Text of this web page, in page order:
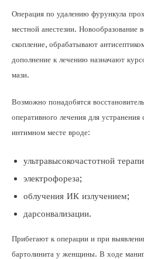
Операция по удалению фурункула
местной анестезии. Новообразование
скопление, обрабатывают
дополнение к лечению назначают
мази.
Возможно понадобятся
оперативного лечения для
интимном месте вроде:
ультравысокочастотной
электрофореза;
облучения ИК излучением;
дарсонвализации.
Прибегают к операции и при
бартолинита у женщины. В ходе